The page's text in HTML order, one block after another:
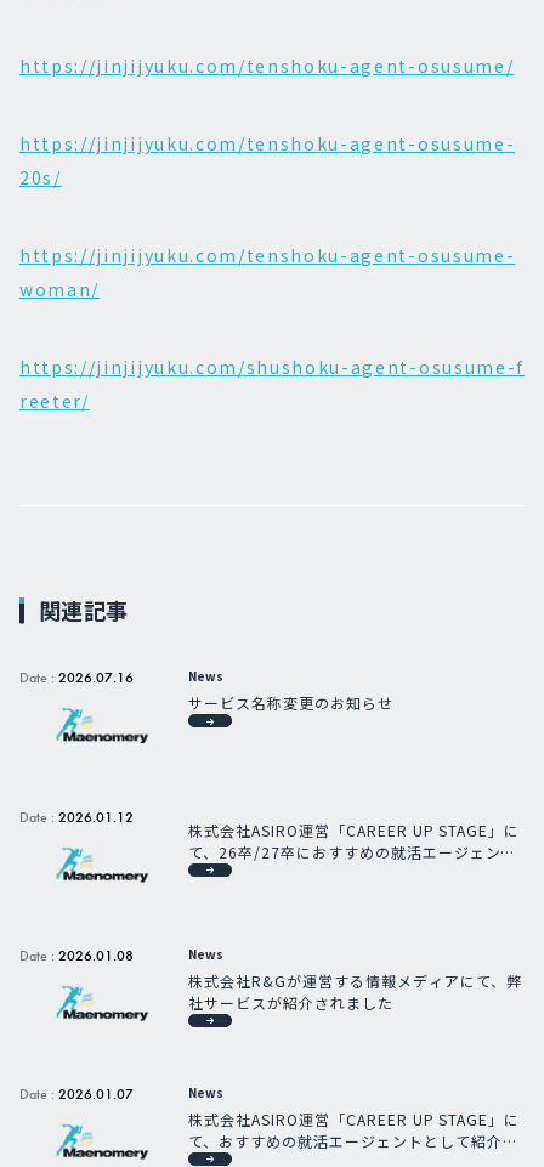
https://jinjijyuku.com/tenshoku-agent-osusume/
https://jinjijyuku.com/tenshoku-agent-osusume-
20s/
https://jinjijyuku.com/tenshoku-agent-osusume-
woman/
https://jinjijyuku.com/shushoku-agent-osusume-f
reeter/
関連記事
Date : 2026.07.16 News
サービス名称変更のお知らせ
Date : 2026.01.12
株式会社ASIRO運営「CAREER UP STAGE」に
て、26卒/27卒におすすめの就活エージェント
として紹介されました
Date : 2026.01.08 News
株式会社R&Gが運営する情報メディアにて、弊
社サービスが紹介されました
Date : 2026.01.07 News
株式会社ASIRO運営「CAREER UP STAGE」に
て、おすすめの就活エージェントとして紹介さ
れました